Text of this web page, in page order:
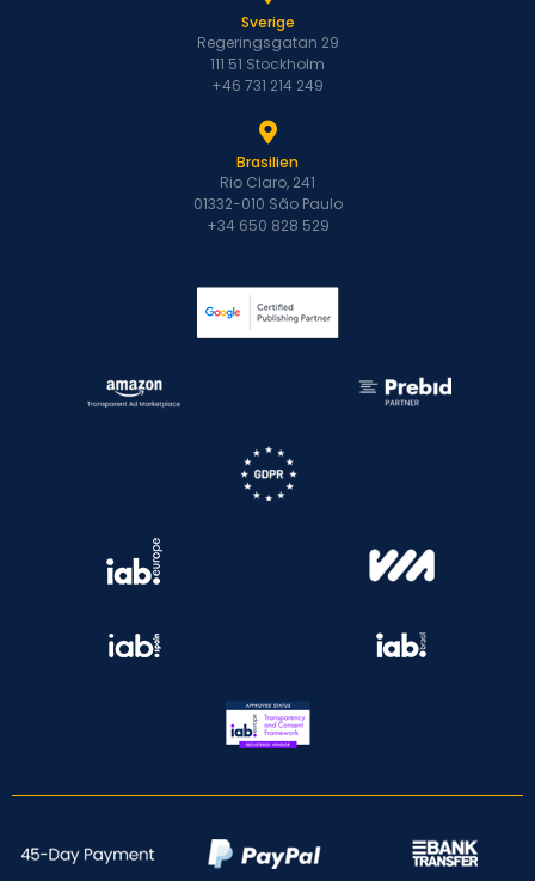
Sverige
Regeringsgatan 29
111 51 Stockholm
+46 731 214 249
Brasilien
Rio Claro, 241
01332-010 São Paulo
+34 650 828 529